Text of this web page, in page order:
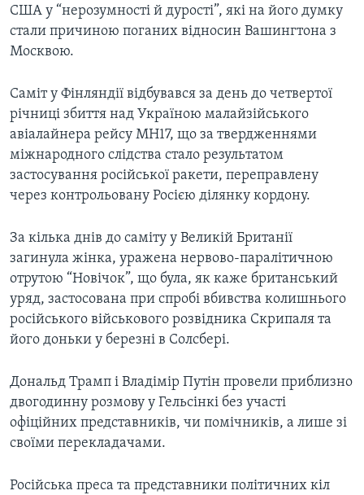
США у “нерозумності й дурості”, які на його думку
стали причиною поганих відносин Вашингтона з
Москвою.
Саміт у Фінляндії відбувався за день до четвертої
річниці збиття над Україною малайзійського
авіалайнера рейсу MH17, що за твердженнями
міжнародного слідства стало результатом
застосування російської ракети, переправлену
через контрольовану Росією ділянку кордону.
За кілька днів до саміту у Великій Британії
загинула жінка, уражена нервово-паралітичною
отрутою “Новічок”, що була, як каже британський
уряд, застосована при спробі вбивства колишнього
російського військового розвідника Скрипаля та
його доньки у березні в Солсбері.
Дональд Трамп і Владімір Путін провели приблизно
двогодинну розмову у Гельсінкі без участі
офіційних представників, чи помічників, а лише зі
своїми перекладачами.
Російська преса та представники політичних кіл